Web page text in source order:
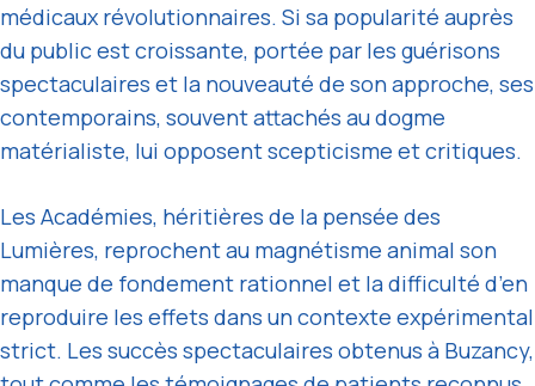
médicaux révolutionnaires. Si sa popularité auprès
du public est croissante, portée par les guérisons
spectaculaires et la nouveauté de son approche, ses
contemporains, souvent attachés au dogme
matérialiste, lui opposent scepticisme et critiques.
Les Académies, héritières de la pensée des
Lumières, reprochent au magnétisme animal son
manque de fondement rationnel et la difficulté d’en
reproduire les effets dans un contexte expérimental
strict. Les succès spectaculaires obtenus à Buzancy,